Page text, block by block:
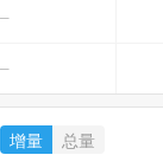
增量 总量